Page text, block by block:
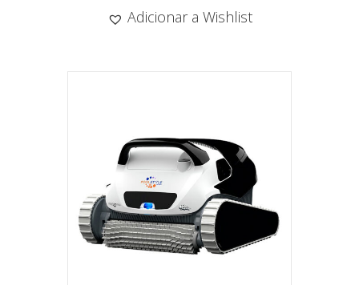
Adicionar a Wishlist